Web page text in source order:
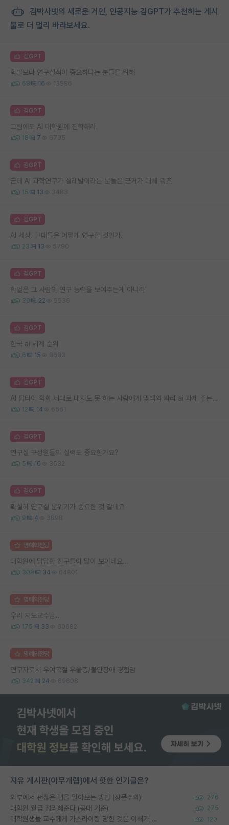
김박사넷의 새로운 거인, 인공지능 김GPT가 추천하는 게시
물로 더 멀리 바라보세요.
김GPT
학벌보다 연구실적이 중요하다는 분들을 위해
68 16 13986
김GPT
그럼에도 AI 대학원에 진학해라
18 7 6795
김GPT
근데 AI 과학연구가 설레발이라는 분들은 근거가 대체 뭐죠
15 13 3483
김GPT
AI 세상. 그대들은 어떻게 연구할 것인가.
23 13 5790
김GPT
학벌은 그 사람의 연구 능력을 보여주는게 아니라
39 22 9936
김GPT
한국 ai 세계 순위
6 15 8683
김GPT
AI 탑티어 학회 제대로 내지도 못 하는 사람에게 몇백억 짜리 ai 과제 주는 사람은 뭔가 싶다
12 14 6561
김GPT
연구실 구성원들의 실력도 중요한가요?
5 16 3532
김GPT
확실히 연구실 분위기가 중요한 것 같네요
9 4 3898
명예의전당
대학원에 답답한 친구들이 많이 보이네요...
308 34 64801
명예의전당
우리 지도교수님..
175 33 60682
명예의전당
연구자로서 우여곡절 우울증/불안장애 경험담
342 24 69608
자유 게시판(아무개랩)에서 핫한 인기글은?
외부에서 괜찮은 랩을 알아보는 방법 (장문주의) 276
대학원 월급 정리해준다 (공대 기준) 275
대학원생들 교수에게 가스라이팅 당한 것은 이해가 갑니다. 안타깝네요. 120